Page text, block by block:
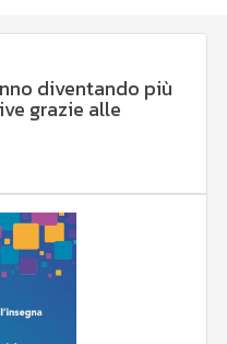
diventando più
grazie alle